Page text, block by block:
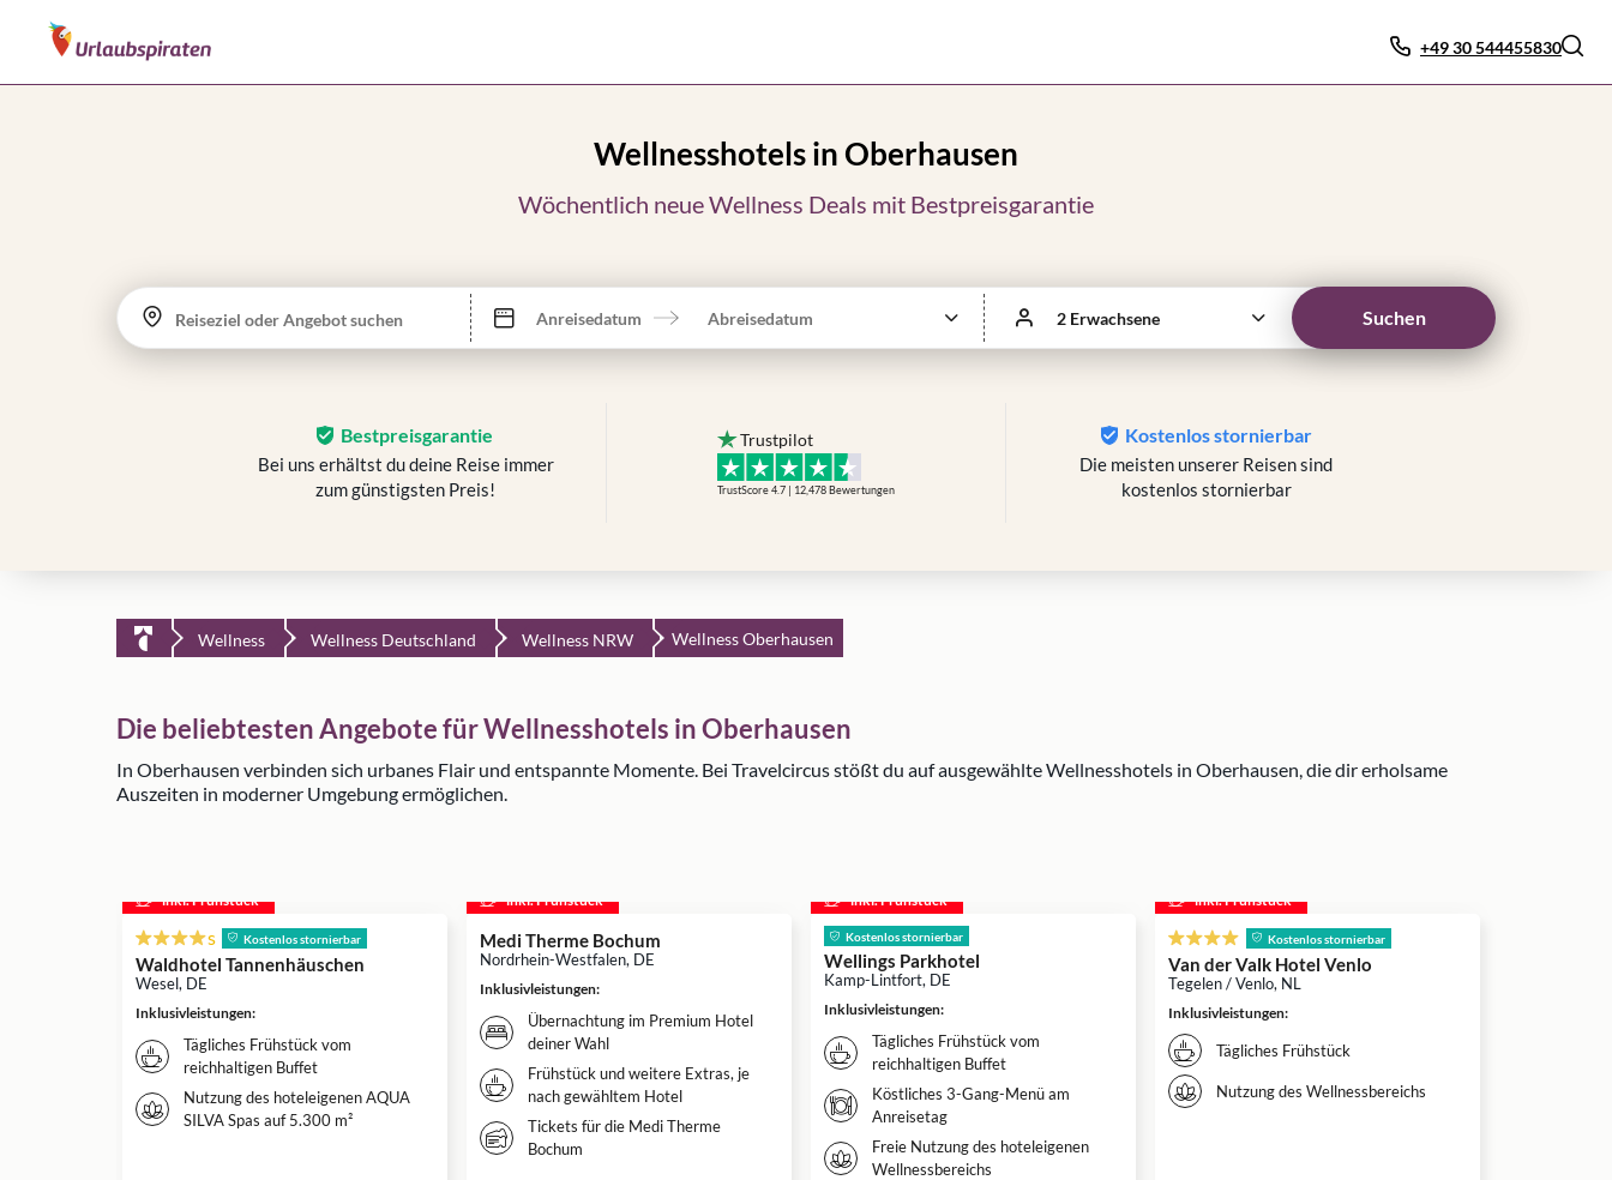
+49 30 544455830
Wellnesshotels in Oberhausen
Wöchentlich neue Wellness Deals mit Bestpreisgarantie
Reiseziel oder Angebot suchen Anreisedatum Abreisedatum 2 Erwachsene Suchen
Bestpreisgarantie
Bei uns erhältst du deine Reise immer
zum günstigsten Preis!
Trustpilot
TrustScore 4.7 | 12,478Bewertungen
Kostenlos stornierbar
Die meisten unserer Reisen sind
kostenlos stornierbar
Wellness Wellness Deutschland Wellness NRW Wellness Oberhausen
Die beliebtesten Angebote für Wellnesshotels in Oberhausen
In Oberhausen verbinden sich urbanes Flair und entspannte Momente. Bei Travelcircus stößt du auf ausgewählte Wellnesshotels in Oberhausen, die dir erholsame
Auszeiten in moderner Umgebung ermöglichen.
inkl. Frühstück
s Kostenlos stornierbar
Waldhotel Tannenhäuschen
Wesel, DE
Inklusivleistungen:
Tägliches Frühstück vom
reichhaltigen Buffet
Nutzung des hoteleigenen AQUA
SILVA Spas auf 5.300 m²
inkl. Frühstück
Medi Therme Bochum
Nordrhein-Westfalen, DE
Inklusivleistungen:
Übernachtung im Premium Hotel
deiner Wahl
Frühstück und weitere Extras, je
nach gewähltem Hotel
Tickets für die Medi Therme
Bochum
inkl. Frühstück
Kostenlos stornierbar
Wellings Parkhotel
Kamp-Lintfort, DE
Inklusivleistungen:
Tägliches Frühstück vom
reichhaltigen Buffet
Köstliches 3-Gang-Menü am
Anreisetag
Freie Nutzung des hoteleigenen
Wellnessbereichs
inkl. Frühstück
Kostenlos stornierbar
Van der Valk Hotel Venlo
Tegelen / Venlo, NL
Inklusivleistungen:
Tägliches Frühstück
Nutzung des Wellnessbereichs